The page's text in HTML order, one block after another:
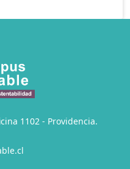
1102 - Providencia.